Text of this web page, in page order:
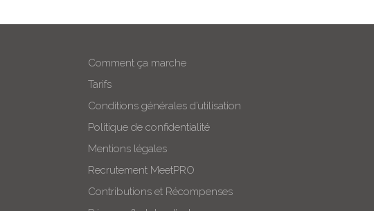
Comment ça marche
Tarifs
Conditions générales d’utilisation
Politique de confidentialité
Mentions légales
Recrutement MeetPRO
Contributions et Récompenses